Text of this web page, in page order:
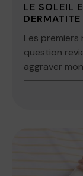
LE SOLEIL
Les
question
aggraver